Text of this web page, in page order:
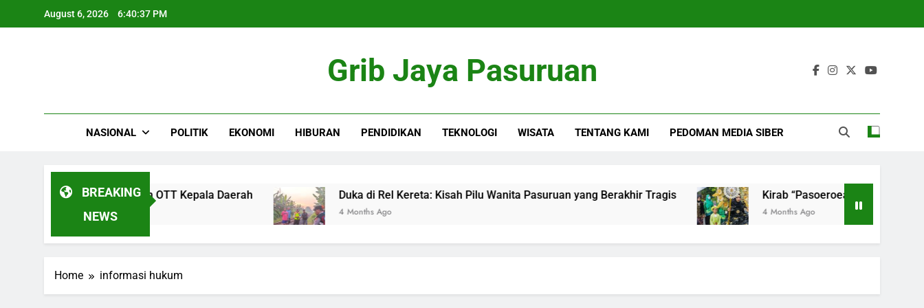
August 6, 2026 6:40:37 PM
Grib Jaya Pasuruan
NASIONAL POLITIK EKONOMI HIBURAN PENDIDIKAN TEKNOLOGI WISATA TENTANG KAMI PEDOMAN MEDIA SIBER
BREAKING
NEWS
Bima Arya untuk Cegah OTT Kepala Daerah Duka di Rel Kereta: Kisah Pilu Wanita Pasuruan yang Berakhir Tragis
4 Months Ago
Kirab “Pasoeroean Tempo Doeloe”
4 Months Ago
Home informasi hukum